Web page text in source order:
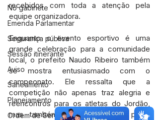
No gabinete
Emenda Parlamentar
Segurança pública
Sessão itinerante
Aviso
Saneamento
Planejamento
Ordem de Serviço
recebidos com toda a atenção pela
equipe organizadora.
Enquanto o evento esportivo é uma
grande celebração para a comunidade
local, o prefeito Naudo Ribeiro também
se mostra entusiasmado com o
campeonato. Ele ressalta que a
competição não apenas traz alegria e
reencontros para os atletas do Jordão,
mas também desempenha um papel